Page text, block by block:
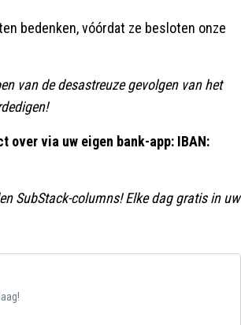
bedenken, vóórdat ze besloten onze
van de desastreuze gevolgen van het
over via uw eigen bank-app: IBAN:
SubStack-columns! Elke dag gratis in uw